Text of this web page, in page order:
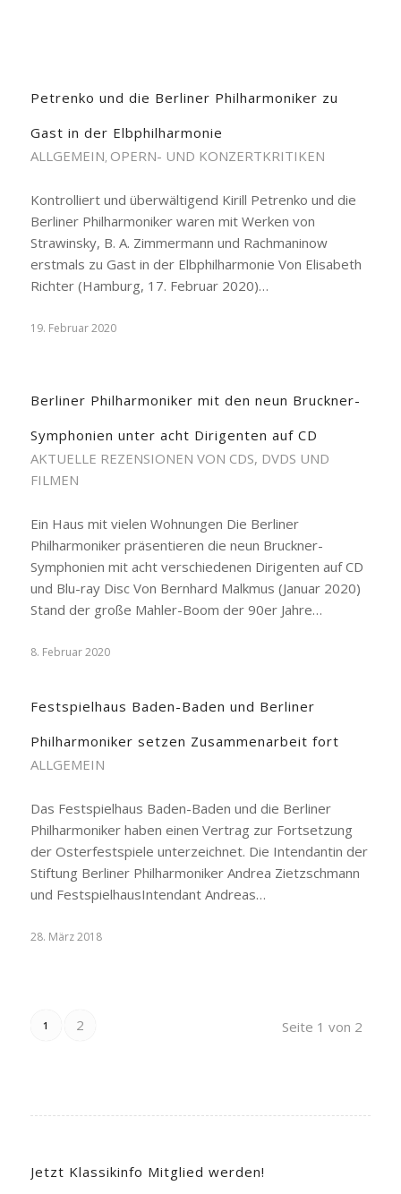
Petrenko und die Berliner Philharmoniker zu
Gast in der Elbphilharmonie
ALLGEMEIN, OPERN- UND KONZERTKRITIKEN
Kontrolliert und überwältigend Kirill Petrenko und die
Berliner Philharmoniker waren mit Werken von
Strawinsky, B. A. Zimmermann und Rachmaninow
erstmals zu Gast in der Elbphilharmonie Von Elisabeth
Richter (Hamburg, 17. Februar 2020)…
19. Februar 2020
Berliner Philharmoniker mit den neun Bruckner-
Symphonien unter acht Dirigenten auf CD
AKTUELLE REZENSIONEN VON CDS, DVDS UND
FILMEN
Ein Haus mit vielen Wohnungen Die Berliner
Philharmoniker präsentieren die neun Bruckner-
Symphonien mit acht verschiedenen Dirigenten auf CD
und Blu-ray Disc Von Bernhard Malkmus (Januar 2020)
Stand der große Mahler-Boom der 90er Jahre…
8. Februar 2020
Festspielhaus Baden-Baden und Berliner
Philharmoniker setzen Zusammenarbeit fort
ALLGEMEIN
Das Festspielhaus Baden-Baden und die Berliner
Philharmoniker haben einen Vertrag zur Fortsetzung
der Osterfestspiele unterzeichnet. Die Intendantin der
Stiftung Berliner Philharmoniker Andrea Zietzschmann
und FestspielhausIntendant Andreas…
28. März 2018
Seite 1 von 2
1 2
Jetzt Klassikinfo Mitglied werden!